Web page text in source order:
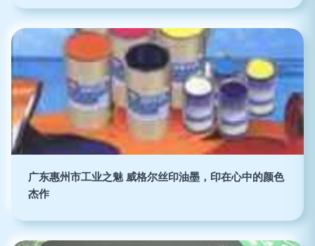
广东惠州市工业之魅 威格尔丝印油墨，印在心中的颜色
杰作